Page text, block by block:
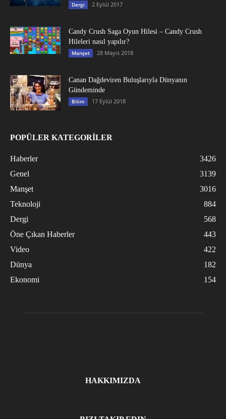
Dergi 2 Eylül 2017
Candy Crush Saga Oyun Hilesi – Candy Crush
Hileleri nasıl yapılır?
Manşet 28 Mayıs 2018
Canan Dağdeviren Buluşlarıyla Dünyanın
Gündeminde
Bilim 17 Eylül 2018
POPÜLER KATEGORİLER
Haberler
3426
Genel
3139
Manşet
3016
Teknoloji
884
Dergi
568
Öne Çıkan Haberler
443
Video
422
Dünya
182
Ekonomi
154
HAKKIMIZDA